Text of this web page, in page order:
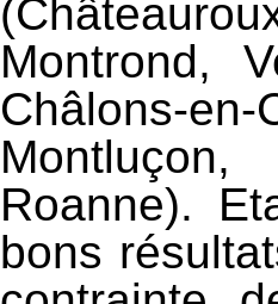
Montrond,
Châlons-
Roanne).
bons